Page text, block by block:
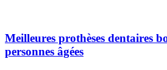
Meilleures prothèses dentaires
personnes âgées